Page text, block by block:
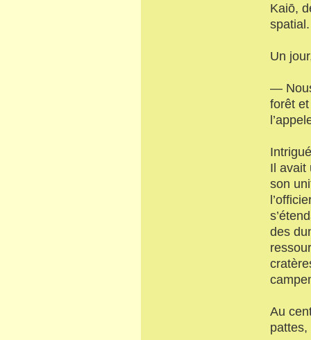
Kaiō,
spatial.
Un
—
forêt
Il avait
son
des
Au